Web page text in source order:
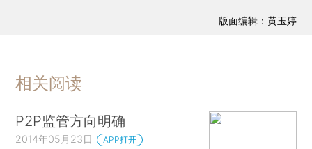
版面编辑：黄玉婷
相关阅读
P2P监管方向明确
2014年05月23日 APP打开